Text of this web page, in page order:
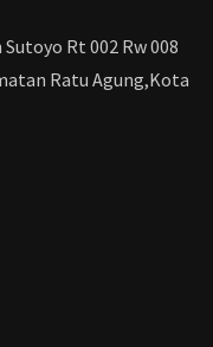
Sutoyo Rt 002 Rw 008
Ratu Agung,Kota